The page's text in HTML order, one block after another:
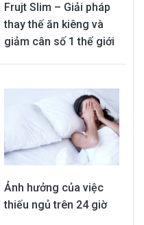
Frujt Slim – Giải pháp
thay thế ăn kiêng và
giảm cân số 1 thế giới
Ảnh hưởng của việc
thiếu ngủ trên 24 giờ